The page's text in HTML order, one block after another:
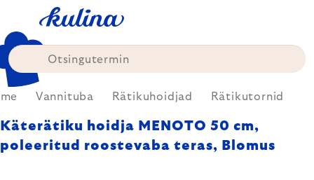
content
Vannituba Rätikuhoidjad Rätikutornid
Käterätiku hoidja MENOTO 50 cm,
poleeritud roostevaba teras, Blomus